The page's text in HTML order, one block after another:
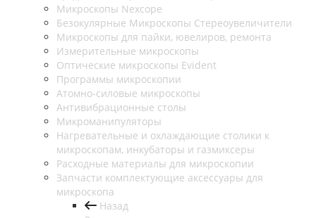
Микроскопы Nexcope
Безокулярные Микроскопы Стереоувеличители
Микроскопы для пайки, ювелиров, ремонта
Измерительные микроскопы
Оптические микроскопы Evident
Программы микроскопии
Атомно-силовые микроскопы
Антивибрационные столы
Микроманипуляторы
Нагревательные и охлаждающие столики к
микроскопам, инкубаторы и газмиксеры
Расходные материалы для микроскопии
Запчасти комплектующие аксессуары для
микроскопа
Назад